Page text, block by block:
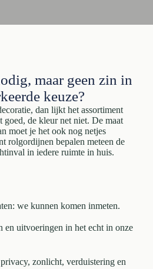
maar geen zin in
keuze?
dan lijkt het assortiment
de kleur net niet. De maat
moet je het ook nog netjes
rolgordijnen bepalen meteen de
in iedere ruimte in huis.
we kunnen komen inmeten.
en uitvoeringen in het echt in onze
zonlicht, verduistering en